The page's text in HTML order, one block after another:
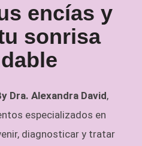
encías y
sonrisa
Dra. Alexandra David,
especializados en
diagnosticar y tratar